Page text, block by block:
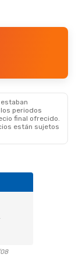
periodos
final ofrecido.
están sujetos